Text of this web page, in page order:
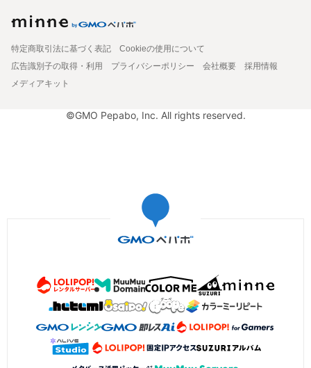
特定商取引法に基づく表記
Cookieの使用について
広告識別子の取得・利用
プライバシーポリシー 会社概要
採用情報
メディアキット
©GMO Pepabo, Inc. All rights reserved.